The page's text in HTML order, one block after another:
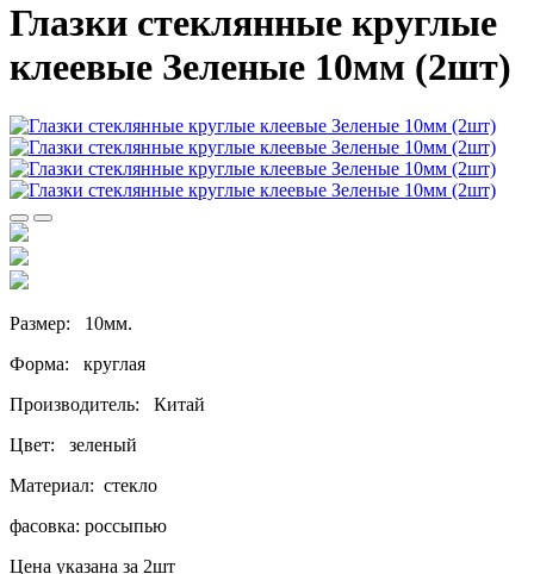
Глазки стеклянные круглые
клеевые Зеленые 10мм (2шт)
Размер: 10мм.
Форма: круглая
Производитель: Китай
Цвет: зеленый
Материал: стекло
фасовка: россыпью
Цена указана за 2шт